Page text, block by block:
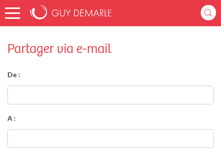
Partager via e-mail
De :
A :